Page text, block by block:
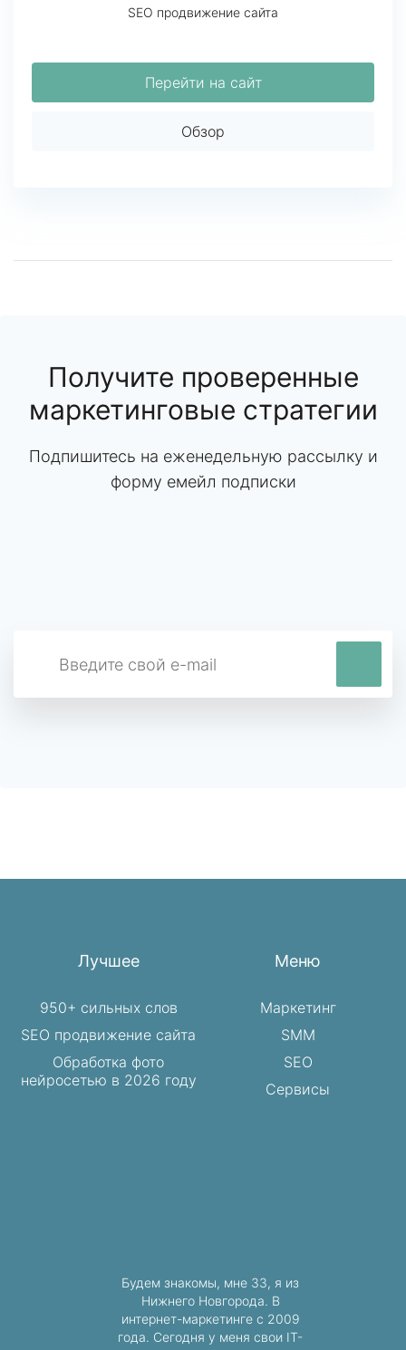
SEO продвижение сайта
Перейти на сайт
Обзор
Получите проверенные
маркетинговые стратегии
Подпишитесь на еженедельную рассылку и
форму емейл подписки
Лучшее
950+ сильных слов
SEO продвижение сайта
Обработка фото
нейросетью в 2026 году
Меню
Маркетинг
SMM
SEO
Сервисы
Будем знакомы, мне 33, я из
Нижнего Новгорода. В
интернет-маркетинге с 2009
года. Сегодня у меня свои IT-